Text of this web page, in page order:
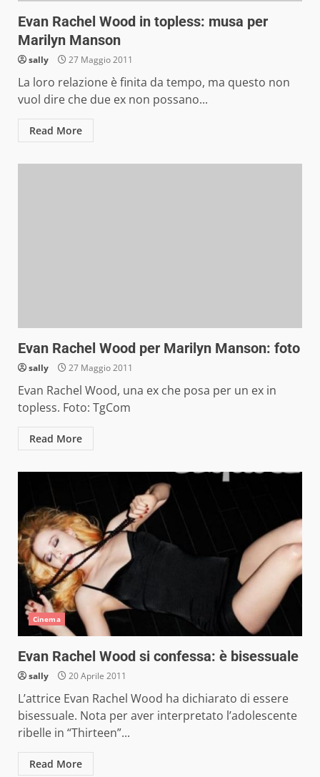
Evan Rachel Wood in topless: musa per
Marilyn Manson
sally 27 Maggio 2011
La loro relazione è finita da tempo, ma questo non
vuol dire che due ex non possano...
Read More
Evan Rachel Wood per Marilyn Manson: foto
sally 27 Maggio 2011
Evan Rachel Wood, una ex che posa per un ex in
topless. Foto: TgCom
Read More
Cinema
Evan Rachel Wood si confessa: è bisessuale
sally 20 Aprile 2011
L’attrice Evan Rachel Wood ha dichiarato di essere
bisessuale. Nota per aver interpretato l’adolescente
ribelle in “Thirteen”...
Read More